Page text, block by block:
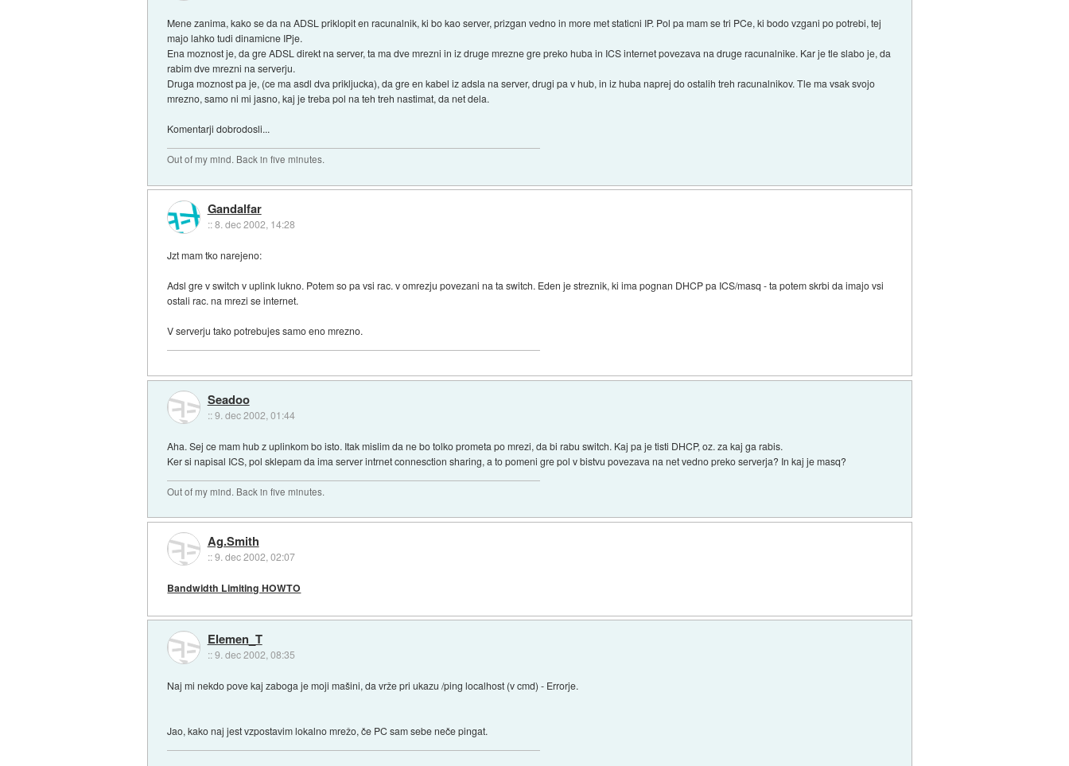
Mene zanima, kako se da na ADSL priklopit en racunalnik, ki bo kao server, prizgan vedno in more met staticni IP. Pol pa mam se tri PCe, ki bodo vzgani po potrebi, tej
majo lahko tudi dinamicne IPje.
Ena moznost je, da gre ADSL direkt na server, ta ma dve mrezni in iz druge mrezne gre preko huba in ICS internet povezava na druge racunalnike. Kar je tle slabo je, da
rabim dve mrezni na serverju.
Druga moznost pa je, (ce ma asdl dva prikljucka), da gre en kabel iz adsla na server, drugi pa v hub, in iz huba naprej do ostalih treh racunalnikov. Tle ma vsak svojo
mrezno, samo ni mi jasno, kaj je treba pol na teh treh nastimat, da net dela.
Komentarji dobrodosli...
Out of my mind. Back in five minutes.
Gandalfar
::8. dec 2002, 14:28
Jzt mam tko narejeno:
Adsl gre v switch v uplink lukno. Potem so pa vsi rac. v omrezju povezani na ta switch. Eden je streznik, ki ima pognan DHCP pa ICS/masq - ta potem skrbi da imajo vsi
ostali rac. na mrezi se internet.
V serverju tako potrebujes samo eno mrezno.
Seadoo
::9. dec 2002, 01:44
Aha. Sej ce mam hub z uplinkom bo isto. Itak mislim da ne bo tolko prometa po mrezi, da bi rabu switch. Kaj pa je tisti DHCP, oz. za kaj ga rabis.
Ker si napisal ICS, pol sklepam da ima server intrnet connesction sharing, a to pomeni gre pol v bistvu povezava na net vedno preko serverja? In kaj je masq?
Out of my mind. Back in five minutes.
Ag.Smith
::9. dec 2002, 02:07
Bandwidth Limiting HOWTO
Elemen_T
::9. dec 2002, 08:35
Naj mi nekdo pove kaj zaboga je moji mašini, da vrže pri ukazu /ping localhost (v cmd) - Errorje.
Jao, kako naj jest vzpostavim lokalno mrežo, če PC sam sebe neče pingat.